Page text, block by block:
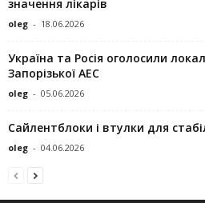
значення лікарів
oleg - 18.06.2026
Україна та Росія оголосили
Запорізької АЕС
oleg - 05.06.2026
Сайлентблоки і втулки для
oleg - 04.06.2026